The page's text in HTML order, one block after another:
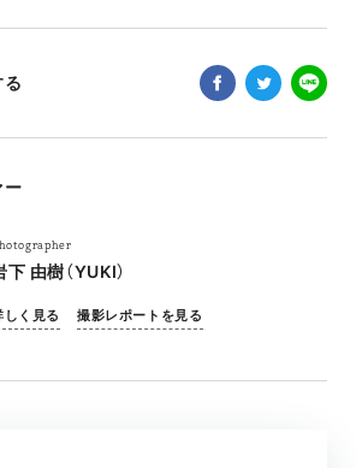
ー
下 由樹（YUKI）
しく見る 撮影レポートを見る